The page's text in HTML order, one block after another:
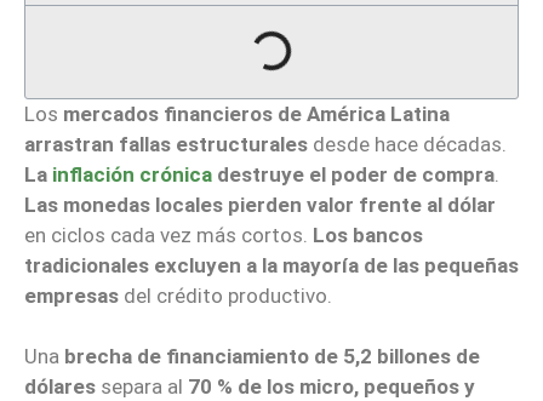
Los mercados financieros de América Latina
arrastran fallas estructurales desde hace décadas.
La inflación crónica destruye el poder de compra
Las monedas locales pierden valor frente al dólar
en ciclos cada vez más cortos. Los bancos
tradicionales excluyen a la mayoría de las pequeñas
empresas del crédito productivo.
Una brecha de financiamiento de 5,2 billones de
dólares separa al 70 % de los micro, pequeños y